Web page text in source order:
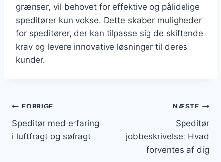
grænser, vil behovet for effektive og pålidelige
speditører kun vokse. Dette skaber muligheder
for speditører, der kan tilpasse sig de skiftende
krav og levere innovative løsninger til deres
kunder.
Indlægsnavigation
FORRIGE
Speditør med erfaring
i luftfragt og søfragt
NÆSTE
Speditør
jobbeskrivelse: Hvad
forventes af dig